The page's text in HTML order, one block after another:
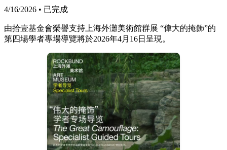
4/16/2026 • 已完成
由拾壹基金會榮譽支持上海外灘美術館群展 “偉大的掩飾”的
第四場學者專場導覽將於2026年4月16日呈現。